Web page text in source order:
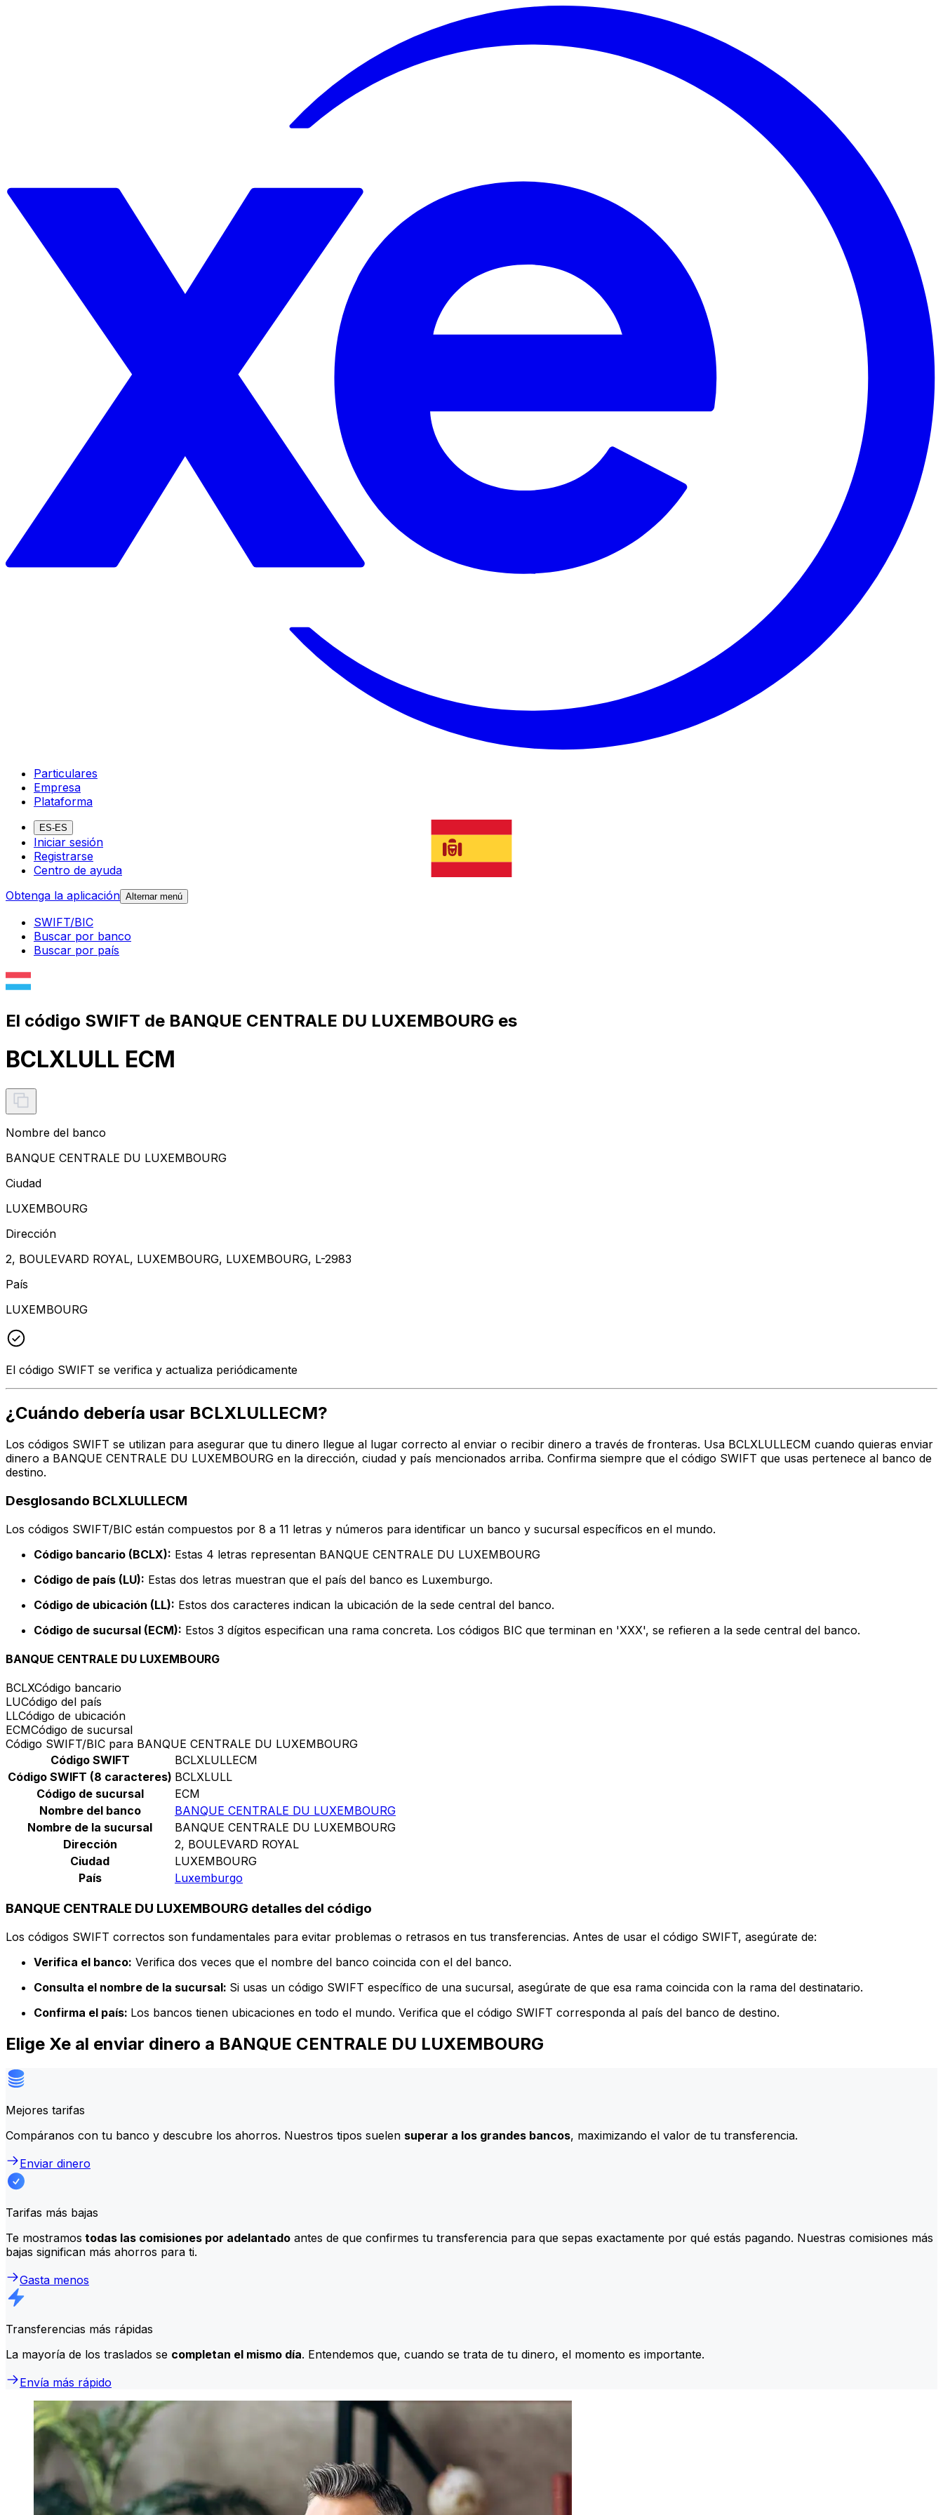
Particulares
Empresa
Plataforma
ES-ES
Iniciar sesión
Registrarse
Centro de ayuda
Obtenga la aplicación Alternar menú
SWIFT/BIC
Buscar por banco
Buscar por país
El código SWIFT de BANQUE CENTRALE DU LUXEMBOURG es
BCLXLULL ECM
Nombre del banco
BANQUE CENTRALE DU LUXEMBOURG
Ciudad
LUXEMBOURG
Dirección
2, BOULEVARD ROYAL, LUXEMBOURG, LUXEMBOURG, L-2983
País
LUXEMBOURG
El código SWIFT se verifica y actualiza periódicamente
¿Cuándo debería usar BCLXLULLECM?
Los códigos SWIFT se utilizan para asegurar que tu dinero llegue al lugar correcto al enviar o recibir dinero a través de fronteras. Usa BCLXLULLECM cuando quieras enviar
dinero a BANQUE CENTRALE DU LUXEMBOURG en la dirección, ciudad y país mencionados arriba. Confirma siempre que el código SWIFT que usas pertenece al banco de
destino.
Desglosando BCLXLULLECM
Los códigos SWIFT/BIC están compuestos por 8 a 11 letras y números para identificar un banco y sucursal específicos en el mundo.
Código bancario (BCLX): Estas 4 letras representan BANQUE CENTRALE DU LUXEMBOURG
Código de país (LU): Estas dos letras muestran que el país del banco es Luxemburgo.
Código de ubicación (LL): Estos dos caracteres indican la ubicación de la sede central del banco.
Código de sucursal (ECM): Estos 3 dígitos especifican una rama concreta. Los códigos BIC que terminan en 'XXX', se refieren a la sede central del banco.
BANQUE CENTRALE DU LUXEMBOURG
BCLXCódigo bancario
LUCódigo del país
LLCódigo de ubicación
ECMCódigo de sucursal
Código SWIFT/BIC para BANQUE CENTRALE DU LUXEMBOURG
Código SWIFT
BCLXLULLECM
Código SWIFT (8 caracteres) BCLXLULL
Código de sucursal
ECM
Nombre del banco
BANQUE CENTRALE DU LUXEMBOURG
Nombre de la sucursal
BANQUE CENTRALE DU LUXEMBOURG
Dirección
2, BOULEVARD ROYAL
Ciudad
LUXEMBOURG
País
Luxemburgo
BANQUE CENTRALE DU LUXEMBOURG detalles del código
Los códigos SWIFT correctos son fundamentales para evitar problemas o retrasos en tus transferencias. Antes de usar el código SWIFT, asegúrate de:
Verifica el banco: Verifica dos veces que el nombre del banco coincida con el del banco.
Consulta el nombre de la sucursal: Si usas un código SWIFT específico de una sucursal, asegúrate de que esa rama coincida con la rama del destinatario.
Confirma el país: Los bancos tienen ubicaciones en todo el mundo. Verifica que el código SWIFT corresponda al país del banco de destino.
Elige Xe al enviar dinero a BANQUE CENTRALE DU LUXEMBOURG
Mejores tarifas
Compáranos con tu banco y descubre los ahorros. Nuestros tipos suelen superar a los grandes bancos, maximizando el valor de tu transferencia.
Enviar dinero
Tarifas más bajas
Te mostramos todas las comisiones por adelantado antes de que confirmes tu transferencia para que sepas exactamente por qué estás pagando. Nuestras comisiones más
bajas significan más ahorros para ti.
Gasta menos
Transferencias más rápidas
La mayoría de los traslados se completan el mismo día. Entendemos que, cuando se trata de tu dinero, el momento es importante.
Envía más rápido